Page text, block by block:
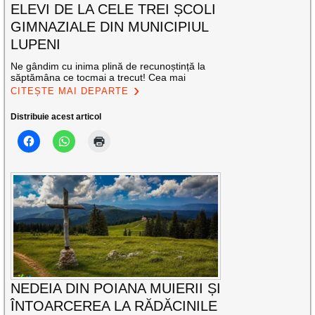
ELEVI DE LA CELE TREI ȘCOLI
GIMNAZIALE DIN MUNICIPIUL
LUPENI
Ne gândim cu inima plină de recunoștință la
săptămâna ce tocmai a trecut! Cea mai
CITEȘTE MAI DEPARTE
Distribuie acest articol
NEDEIA DIN POIANA MUIERII ȘI
ÎNTOARCEREA LA RĂDĂCINILE